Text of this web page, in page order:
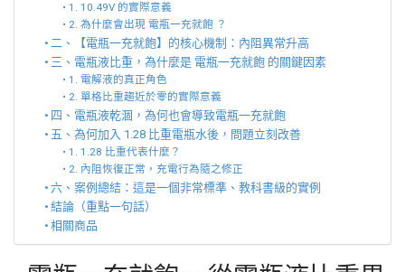
1. 10.49V 的實際意義
2. 為什麼會出現 電瓶一充就飽 ？
二、【電瓶一充就飽】的核心機制：內阻異常升高
三、電瓶液比重，為什麼是 電瓶一充就飽 的關鍵因素
1. 電解液的真正角色
2. 單格比重趨近於零的實際意義
四、電瓶液乾涸，為何也會導致電瓶一充就飽
五、為何加入 1.28 比重電瓶水後，問題立刻改善
1. 1.28 比重代表什麼？
2. 內阻恢復正常，充電行為隨之修正
六、案例總結：這是一個非常標準、教科書級的實例
結論（重點一句話）
相關商品